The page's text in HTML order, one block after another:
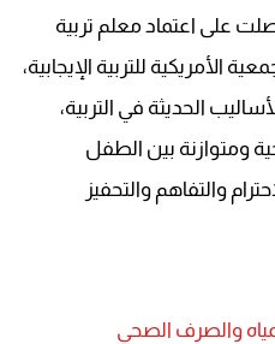
على اعتماد معلم تربية
الأمريكية للتربية الإيجابية،
الحديثة في التربية،
ومتوازنة بين الطفل
والتفاهم والتحفيز
والصرف الصحي